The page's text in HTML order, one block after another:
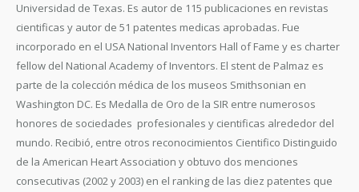
Universidad de Texas. Es autor de 115 publicaciones en revistas
cientificas y autor de 51 patentes medicas aprobadas. Fue
incorporado en el USA National Inventors Hall of Fame y es charter
fellow del National Academy of Inventors. El stent de Palmaz es
parte de la colección médica de los museos Smithsonian en
Washington DC. Es Medalla de Oro de la SIR entre numerosos
honores de sociedades profesionales y cientificas alrededor del
mundo. Recibió, entre otros reconocimientos Cientifico Distinguido
de la American Heart Association y obtuvo dos menciones
consecutivas (2002 y 2003) en el ranking de las diez patentes que